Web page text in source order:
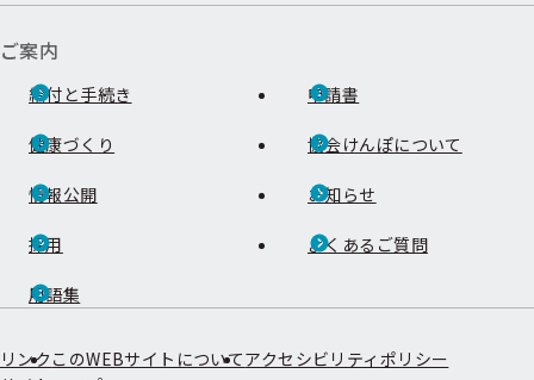
ご案内
給付と手続き 申請書
健康づくり 協会けんぽについて
情報公開 お知らせ
採用 よくあるご質問
用語集
リンク このWEBサイトについてアクセシビリティポリシー